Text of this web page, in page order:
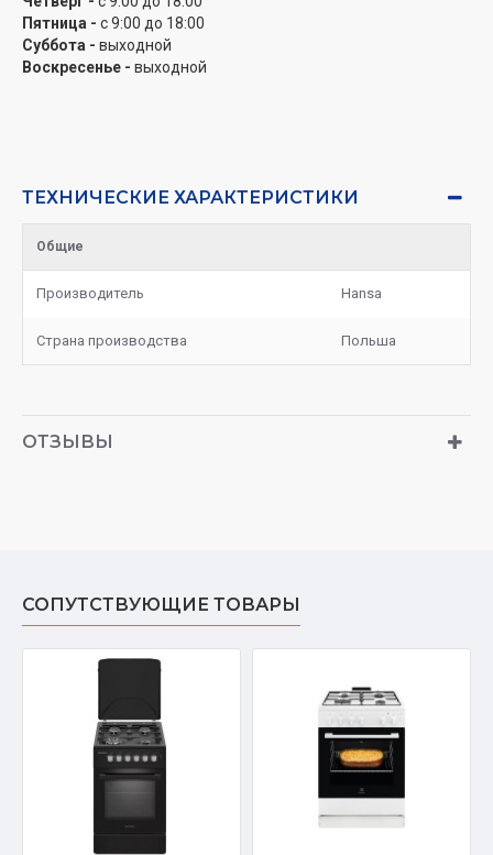
Пятница - с 9:00 до 18:00
Суббота - выходной
Воскресенье - выходной
ТЕХНИЧЕСКИЕ ХАРАКТЕРИСТИКИ
Общие
Производитель Hansa
Страна производства Польша
ОТЗЫВЫ
СОПУТСТВУЮЩИЕ ТОВАРЫ